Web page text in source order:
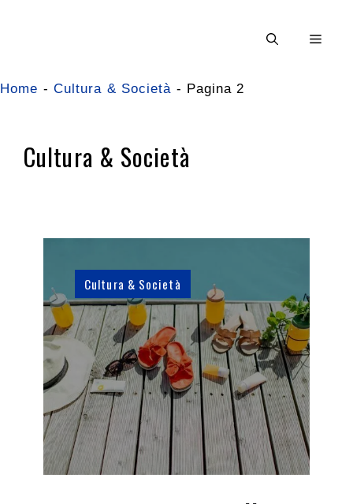
Menu
Home - Cultura & Società - Pagina 2
Cultura & Società
Cultura & Società